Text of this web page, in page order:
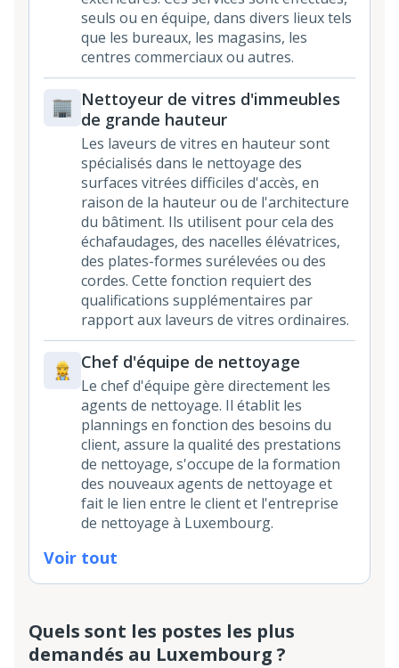
seuls ou en équipe, dans divers lieux tels
que les bureaux, les magasins, les
centres commerciaux ou autres.
Nettoyeur de vitres d'immeubles
de grande hauteur
Les laveurs de vitres en hauteur sont
spécialisés dans le nettoyage des
surfaces vitrées difficiles d'accès, en
raison de la hauteur ou de l'architecture
du bâtiment. Ils utilisent pour cela des
échafaudages, des nacelles élévatrices,
des plates-formes surélevées ou des
cordes. Cette fonction requiert des
qualifications supplémentaires par
rapport aux laveurs de vitres ordinaires.
Chef d'équipe de nettoyage
Le chef d'équipe gère directement les
agents de nettoyage. Il établit les
plannings en fonction des besoins du
client, assure la qualité des prestations
de nettoyage, s'occupe de la formation
des nouveaux agents de nettoyage et
fait le lien entre le client et l'entreprise
de nettoyage à Luxembourg.
Voir tout
Quels sont les postes les plus
demandés au Luxembourg ?